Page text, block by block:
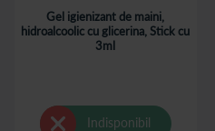
Gel igienizant de maini,
hidroalcoolic cu glicerina, Stick cu
3ml
Indisponibil